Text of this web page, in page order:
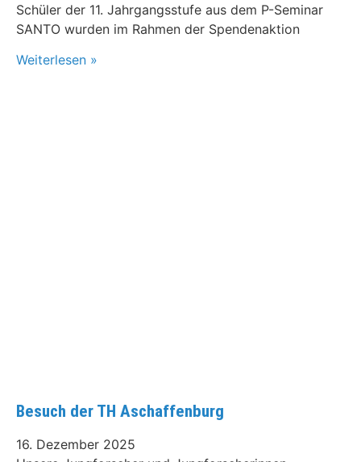
Schüler der 11. Jahrgangsstufe aus dem P-Seminar
SANTO wurden im Rahmen der Spendenaktion
Weiterlesen »
Besuch der TH Aschaffenburg
16. Dezember 2025